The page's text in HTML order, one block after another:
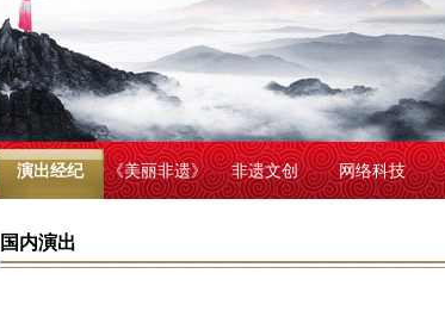
演出经纪 《美丽非遗》 非遗文创 网络科技
国内演出